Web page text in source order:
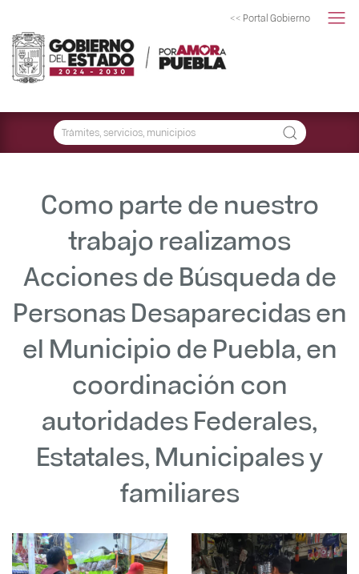
<< Portal Gobierno
Como parte de nuestro
trabajo realizamos
Acciones de Búsqueda de
Personas Desaparecidas en
el Municipio de Puebla, en
coordinación con
autoridades Federales,
Estatales, Municipales y
familiares